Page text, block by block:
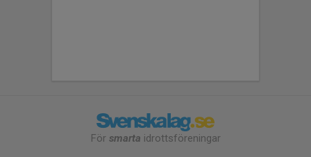
För smarta idrottsföreningar